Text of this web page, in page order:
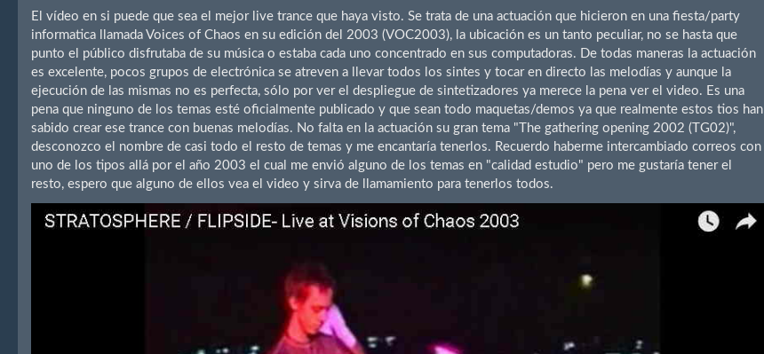
El vídeo en si puede que sea el mejor live trance que haya visto. Se trata de una actuación que hicieron en una fiesta/party
informatica llamada Voices of Chaos en su edición del 2003 (VOC2003), la ubicación es un tanto peculiar, no se hasta que
punto el público disfrutaba de su música o estaba cada uno concentrado en sus computadoras. De todas maneras la actuación
es excelente, pocos grupos de electrónica se atreven a llevar todos los sintes y tocar en directo las melodías y aunque la
ejecución de las mismas no es perfecta, sólo por ver el despliegue de sintetizadores ya merece la pena ver el video. Es una
pena que ninguno de los temas esté oficialmente publicado y que sean todo maquetas/demos ya que realmente estos tios han
sabido crear ese trance con buenas melodías. No falta en la actuación su gran tema "The gathering opening 2002 (TG02)",
desconozco el nombre de casi todo el resto de temas y me encantaría tenerlos. Recuerdo haberme intercambiado correos con
uno de los tipos allá por el año 2003 el cual me envió alguno de los temas en "calidad estudio" pero me gustaría tener el
resto, espero que alguno de ellos vea el video y sirva de llamamiento para tenerlos todos.